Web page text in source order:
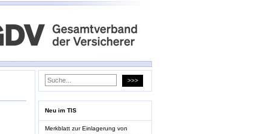
Neu im TIS
Merkblatt zur Einlagerung von